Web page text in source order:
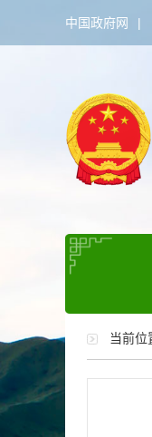
中国政府网 |
当前位